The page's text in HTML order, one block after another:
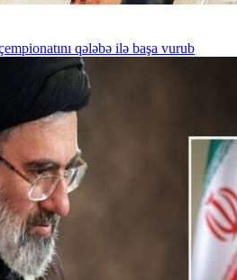
qələbə ilə başa vurub